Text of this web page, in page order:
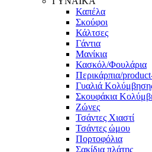
Καπέλα
Σκούφοι
Κάλτσες
Γάντια
Μανίκια
Κασκόλ/Φουλάρια
Περικάρπια/
Γυαλιά
Σκουφάκια
Ζώνες
Τσάντες Χιαστί
Τσάντες ώμου
Πορτοφόλια
Σακίδια πλάτης